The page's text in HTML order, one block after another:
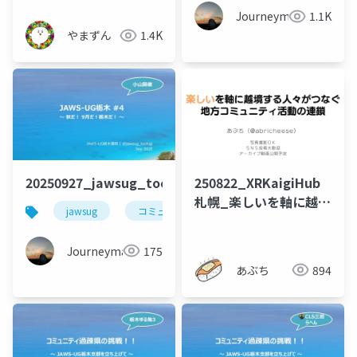
やまずん 1.4K
Journeyman 1.1K
jawsug コミュニティ 栃木
Journeyman 175
250822_XRKaigiHub
札幌_楽しいを軸に越境
鎖
あぶち 894